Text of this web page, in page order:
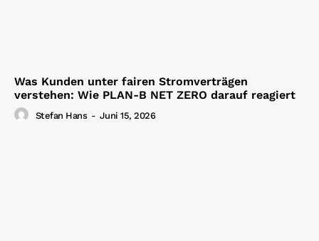
Was Kunden unter fairen Stromverträgen
verstehen: Wie PLAN-B NET ZERO darauf reagiert
Stefan Hans - Juni 15, 2026